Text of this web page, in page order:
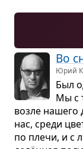
Во
Юрий
Был
Мы с
возле нашего
нас, среди
по плечи, и с